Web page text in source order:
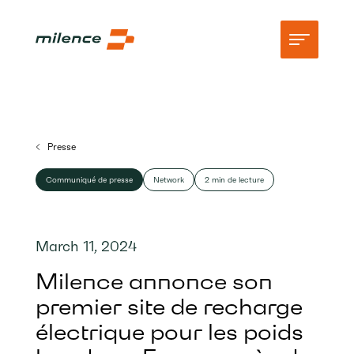
Réseau
Commencez à recharger
Presse
Communiqué de presse Network 2 min de lecture
March 11, 2024
Milence annonce son
premier site de recharge
électrique pour les poids